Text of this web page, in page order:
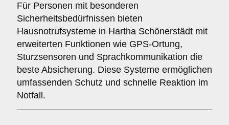
Für Personen mit besonderen
Sicherheitsbedürfnissen bieten
Hausnotrufsysteme in Hartha Schönerstädt mit
erweiterten Funktionen wie GPS-Ortung,
Sturzsensoren und Sprachkommunikation die
beste Absicherung. Diese Systeme ermöglichen
umfassenden Schutz und schnelle Reaktion im
Notfall.